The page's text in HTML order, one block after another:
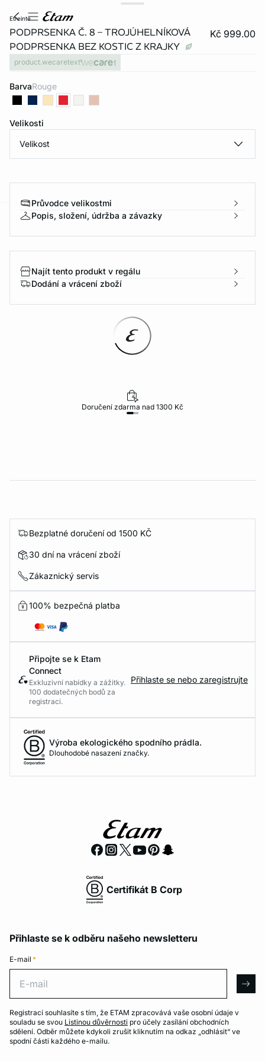
etreinte
PODPRSENKA Č. 8 – TROJÚHELNÍKOVÁ
PODPRSENKA BEZ KOSTIC Z KRAJKY
Kč 999.00
product.wecaretext
Barva rouge
Velikosti
Velikost
Průvodce velikostmi
Popis, složení, údržba a závazky
Najít tento produkt v regálu
Dodání a vrácení zboží
Doručení zdarma nad 1300 Kč
Bezplatné doručení od 1500 KČ
30 dní na vrácení zboží
Zákaznický servis
100% bezpečná platba
Připojte se k Etam
Connect
Exkluzivní nabídky a zážitky.
100 dodatečných bodů za
registraci.
Přihlaste se nebo zaregistrujte
Výroba ekologického spodního prádla.
Dlouhodobé nasazení značky.
Certifikát B Corp
Přihlaste se k odběru našeho newsletteru
E-mail *
Registrací souhlasíte s tím, že ETAM zpracovává vaše osobní údaje v
souladu se svou Listinou důvěrnosti pro účely zasílání obchodních
sdělení. Odběr můžete kdykoli zrušit kliknutím na odkaz „odhlásit“ ve
spodní části každého e-mailu.